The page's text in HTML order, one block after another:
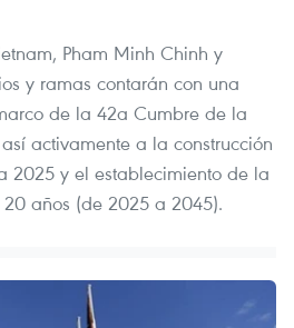
Pham Minh Chinh y
y ramas contarán con una
de la 42a Cumbre de la
activamente a la construcción
2025 y el establecimiento de la
años (de 2025 a 2045).